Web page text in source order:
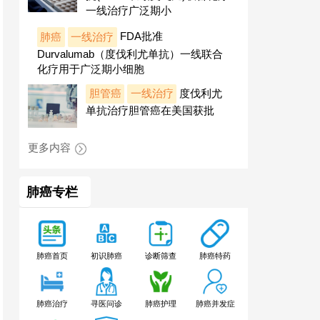
一线治疗广泛期小
肺癌 一线治疗
FDA批准
Durvalumab（度伐利尤单抗）一线联合
化疗用于广泛期小细胞
胆管癌 一线治疗
度伐利尤
单抗治疗胆管癌在美国获批
更多内容
肺癌专栏
肺癌首页 初识肺癌 诊断筛查 肺癌特药
肺癌治疗 寻医问诊 肺癌护理 肺癌并发症